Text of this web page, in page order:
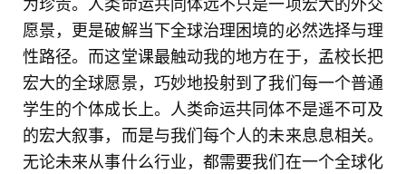
愿景，更是破解当下全球治理困境的必然选择与理
性路径。而这堂课最触动我的地方在于，孟校长把
宏大的全球愿景，巧妙地投射到了我们每一个普通
学生的个体成长上。人类命运共同体不是遥不可及
的宏大叙事，而是与我们每个人的未来息息相关。
无论未来从事什么行业，都需要我们在一个全球化